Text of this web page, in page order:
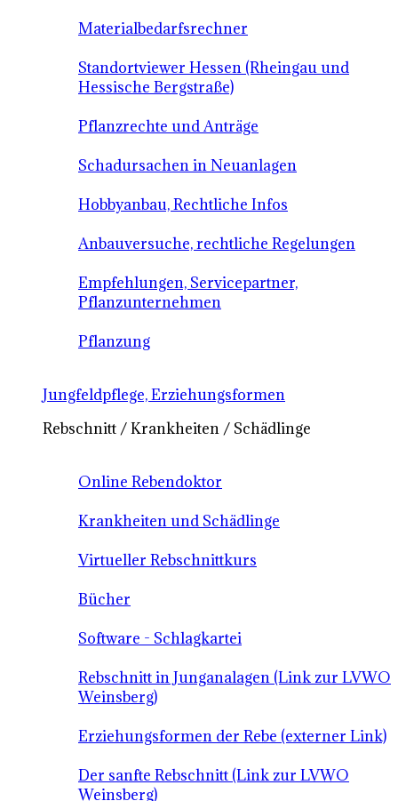
Materialbedarfsrechner
Standortviewer Hessen (Rheingau und
Hessische Bergstraße)
Pflanzrechte und Anträge
Schadursachen in Neuanlagen
Hobbyanbau, Rechtliche Infos
Anbauversuche, rechtliche Regelungen
Empfehlungen, Servicepartner,
Pflanzunternehmen
Pflanzung
Jungfeldpflege, Erziehungsformen
Rebschnitt / Krankheiten / Schädlinge
Online Rebendoktor
Krankheiten und Schädlinge
Virtueller Rebschnittkurs
Bücher
Software - Schlagkartei
Rebschnitt in Junganalagen (Link zur LVWO
Weinsberg)
Erziehungsformen der Rebe (externer Link)
Der sanfte Rebschnitt (Link zur LVWO
Weinsberg)